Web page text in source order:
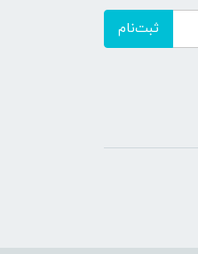
ثبت‌نام